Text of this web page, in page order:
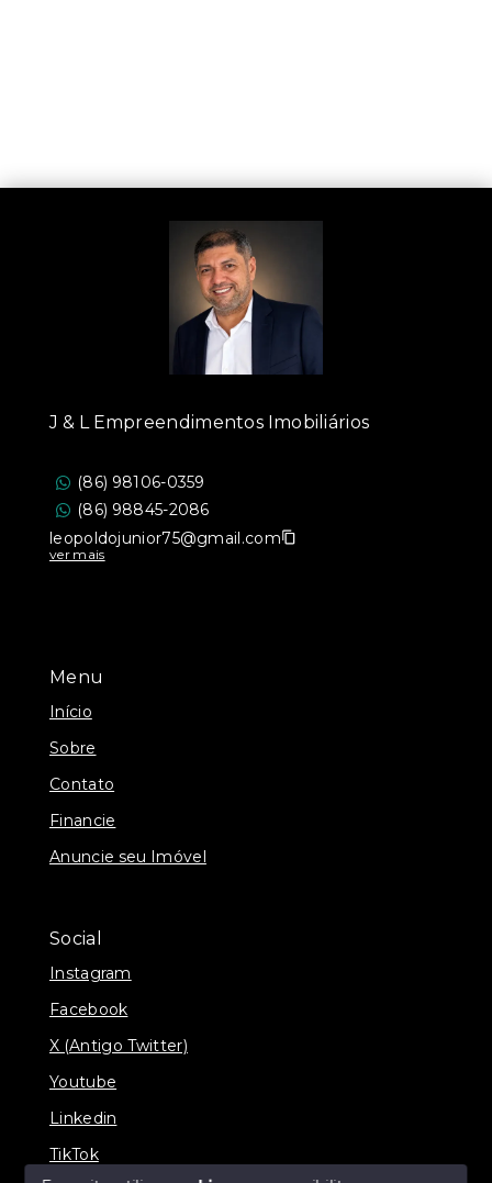
Menu
Início
Sobre
Contato
Financie
Anuncie seu Imóvel
Social
Instagram
Facebook
X (Antigo Twitter)
Youtube
Linkedin
TikTok
J & L Empreendimentos Imobiliários
(86) 98106-0359
(86) 98845-2086
leopoldojunior75@gmail.com
ver mais